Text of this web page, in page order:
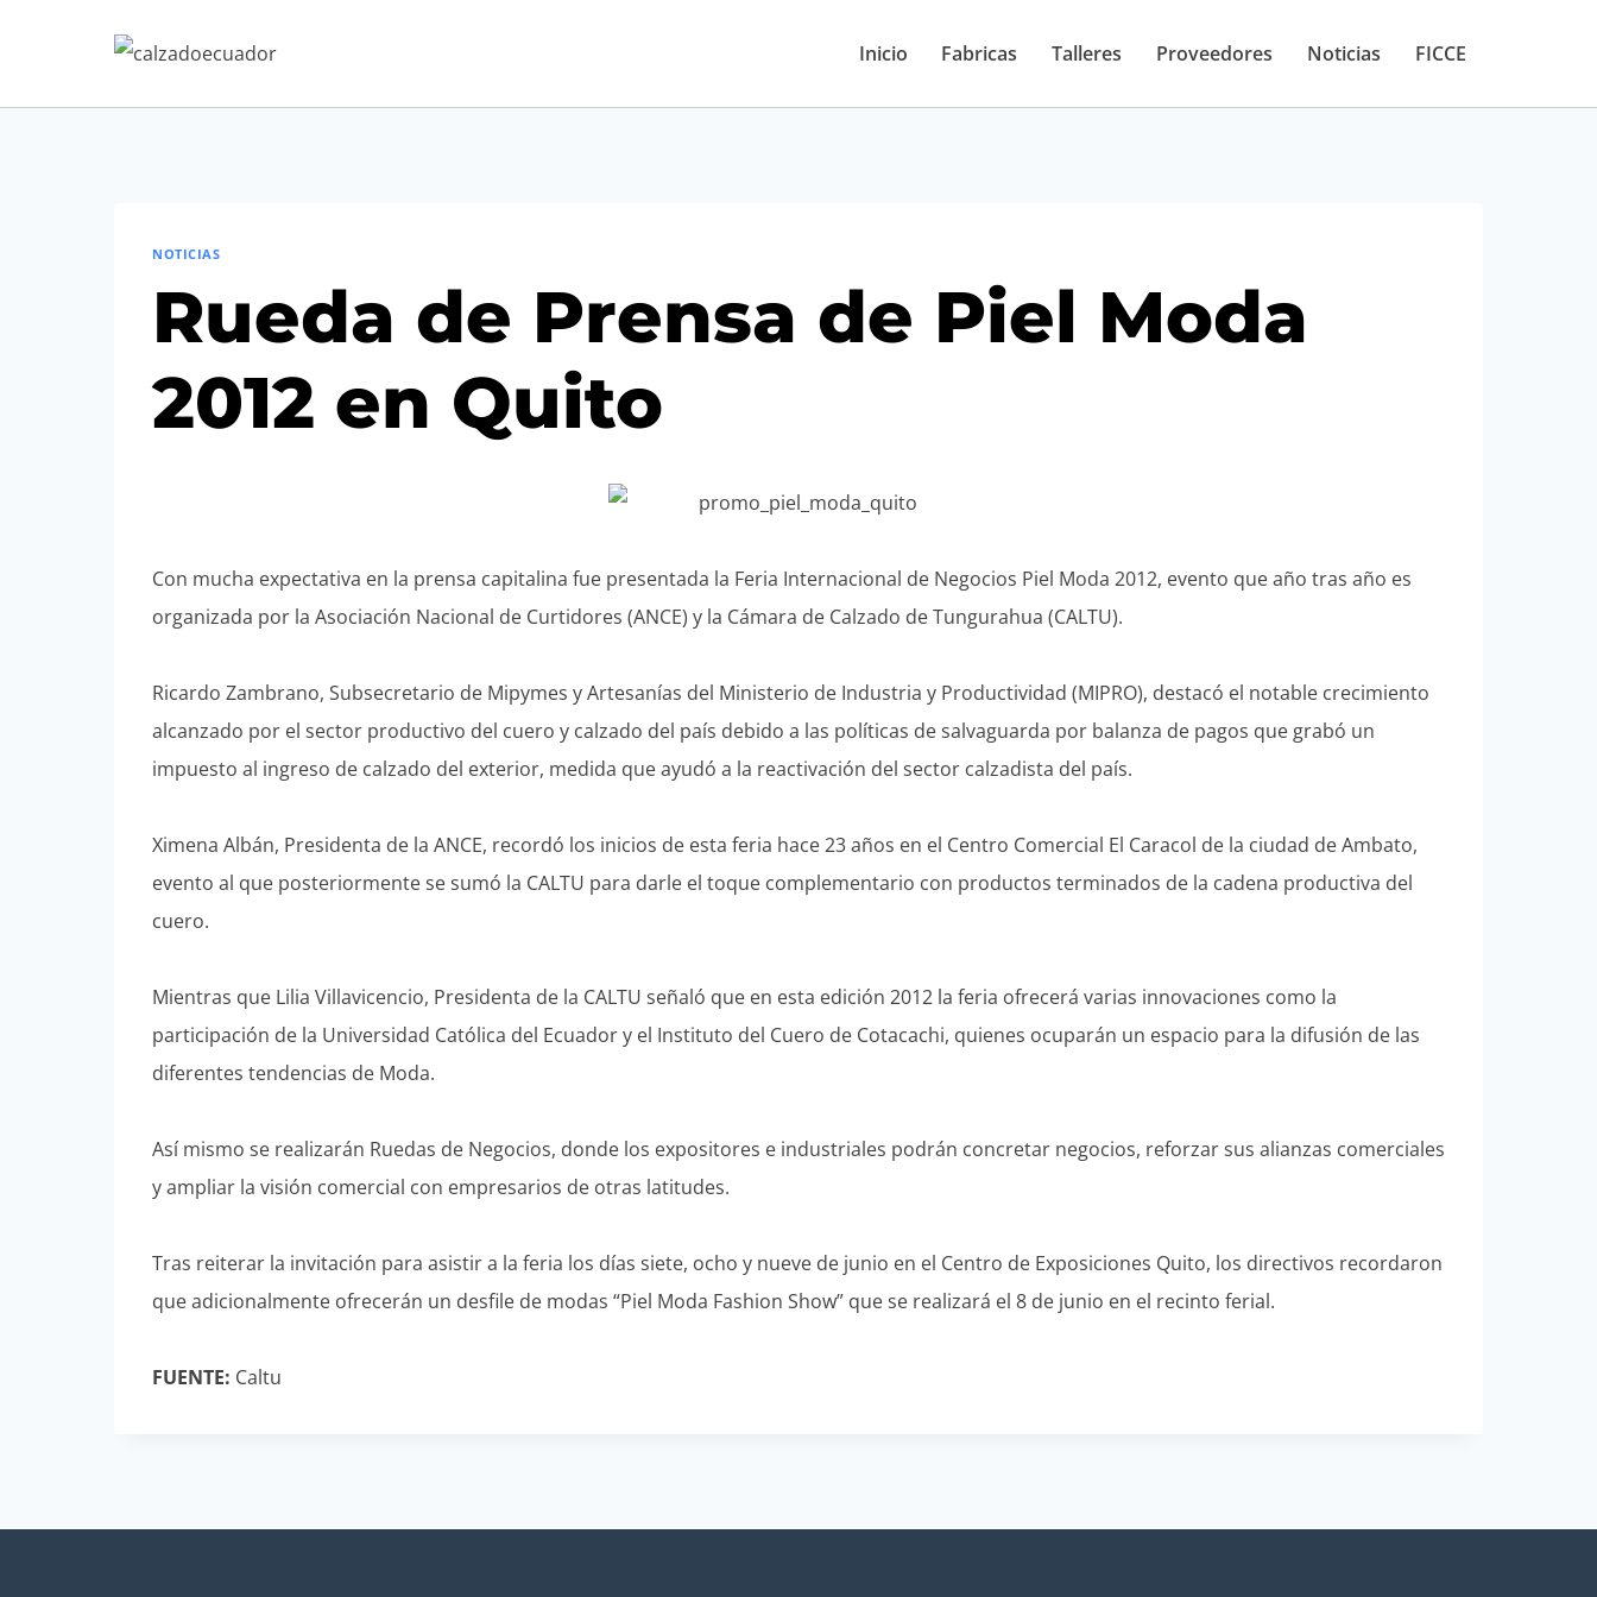
Inicio Fabricas Talleres Proveedores Noticias FICCE
NOTICIAS
Rueda de Prensa de Piel Moda
2012 en Quito
Con mucha expectativa en la prensa capitalina fue presentada la Feria Internacional de Negocios Piel Moda 2012, evento que año tras año es
organizada por la Asociación Nacional de Curtidores (ANCE) y la Cámara de Calzado de Tungurahua (CALTU).
Ricardo Zambrano, Subsecretario de Mipymes y Artesanías del Ministerio de Industria y Productividad (MIPRO), destacó el notable crecimiento
alcanzado por el sector productivo del cuero y calzado del país debido a las políticas de salvaguarda por balanza de pagos que grabó un
impuesto al ingreso de calzado del exterior, medida que ayudó a la reactivación del sector calzadista del país.
Ximena Albán, Presidenta de la ANCE, recordó los inicios de esta feria hace 23 años en el Centro Comercial El Caracol de la ciudad de Ambato,
evento al que posteriormente se sumó la CALTU para darle el toque complementario con productos terminados de la cadena productiva del
cuero.
Mientras que Lilia Villavicencio, Presidenta de la CALTU señaló que en esta edición 2012 la feria ofrecerá varias innovaciones como la
participación de la Universidad Católica del Ecuador y el Instituto del Cuero de Cotacachi, quienes ocuparán un espacio para la difusión de las
diferentes tendencias de Moda.
Así mismo se realizarán Ruedas de Negocios, donde los expositores e industriales podrán concretar negocios, reforzar sus alianzas comerciales
y ampliar la visión comercial con empresarios de otras latitudes.
Tras reiterar la invitación para asistir a la feria los días siete, ocho y nueve de junio en el Centro de Exposiciones Quito, los directivos recordaron
que adicionalmente ofrecerán un desfile de modas “Piel Moda Fashion Show” que se realizará el 8 de junio en el recinto ferial.
FUENTE: Caltu